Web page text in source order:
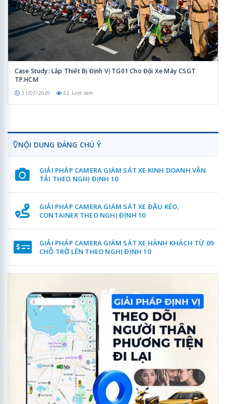
Case Study: Lắp Thiết Bị Định Vị TG01 Cho Đội Xe Máy CSGT
TP.HCM
31/07/2026 62 lượt xem
NỘI DUNG ĐÁNG CHÚ Ý
GIẢI PHÁP CAMERA GIÁM SÁT XE KINH DOANH VẬN
TẢI THEO NGHỊ ĐỊNH 10
GIẢI PHÁP CAMERA GIÁM SÁT XE ĐẦU KÉO,
CONTAINER THEO NGHỊ ĐỊNH 10
GIẢI PHÁP CAMERA GIÁM SÁT XE HÀNH KHÁCH TỪ 09
CHỖ TRỞ LÊN THEO NGHỊ ĐỊNH 10